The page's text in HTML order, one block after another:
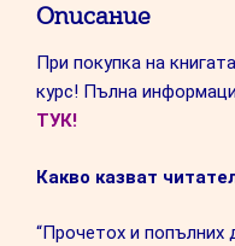
Описание
При покупка на
курс! Пълна
ТУК!
Какво казват
“Прочетох и попълних